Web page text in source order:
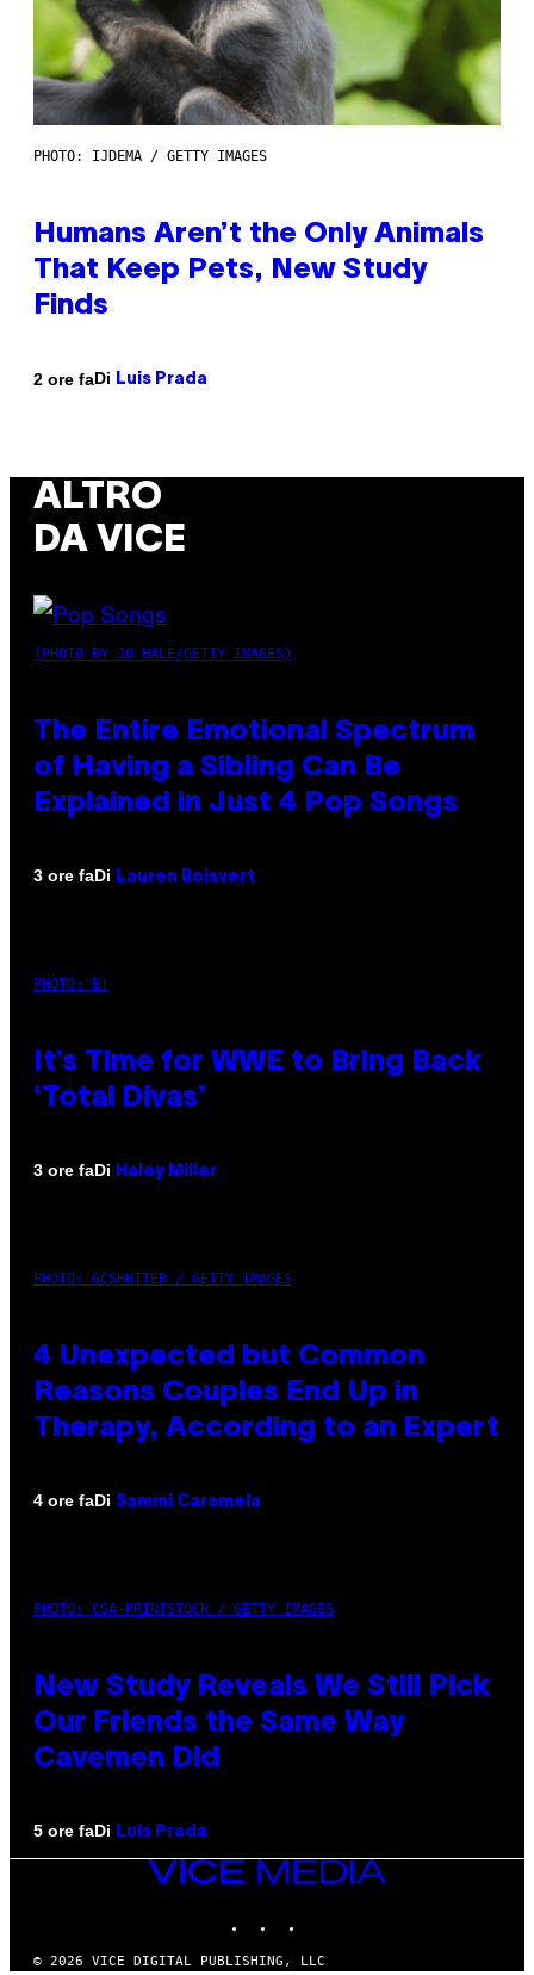
PHOTO: IJDEMA / GETTY IMAGES
Humans Aren’t the Only Animals
That Keep Pets, New Study
Finds
2 ore faDi Luis Prada
ALTRO
DA VICE
(PHOTO BY JO HALE/GETTY IMAGES)
The Entire Emotional Spectrum
of Having a Sibling Can Be
Explained in Just 4 Pop Songs
3 ore faDi Lauren Boisvert
PHOTO: E!
It’s Time for WWE to Bring Back
‘Total Divas’
3 ore faDi Haley Miller
PHOTO: GCSHUTTER / GETTY IMAGES
4 Unexpected but Common
Reasons Couples End Up in
Therapy, According to an Expert
4 ore faDi Sammi Caramela
PHOTO: CSA-PRINTSTOCK / GETTY IMAGES
New Study Reveals We Still Pick
Our Friends the Same Way
Cavemen Did
5 ore faDi Luis Prada
VICE
MEDIA
© 2026 VICE DIGITAL PUBLISHING, LLC